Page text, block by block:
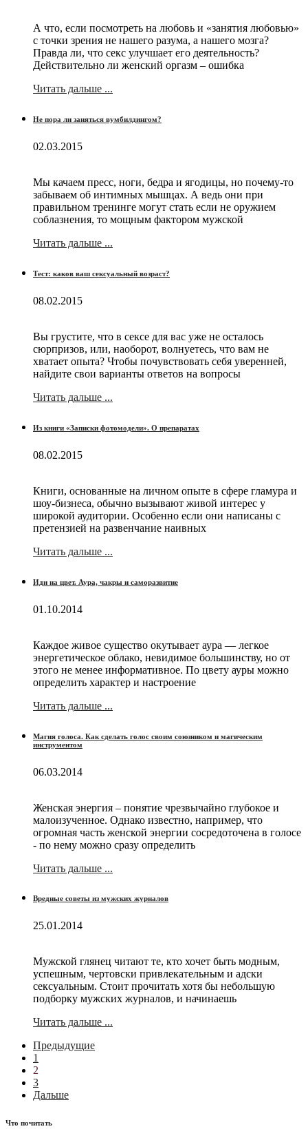
А что, если посмотреть на любовь и «занятия любовью»
с точки зрения не нашего разума, а нашего мозга?
Правда ли, что секс улучшает его деятельность?
Действительно ли женский оргазм – ошибка
Читать дальше ...
Не пора ли заняться вумбилдингом?
02.03.2015
Мы качаем пресс, ноги, бедра и ягодицы, но почему-то
забываем об интимных мышцах. А ведь они при
правильном тренинге могут стать если не оружием
соблазнения, то мощным фактором мужской
Читать дальше ...
Тест: каков ваш сексуальный возраст?
08.02.2015
Вы грустите, что в сексе для вас уже не осталось
сюрпризов, или, наоборот, волнуетесь, что вам не
хватает опыта? Чтобы почувствовать себя уверенней,
найдите свои варианты ответов на вопросы
Читать дальше ...
Из книги «Записки фотомодели». О препаратах
08.02.2015
Книги, основанные на личном опыте в сфере гламура и
шоу-бизнеса, обычно вызывают живой интерес у
широкой аудитории. Особенно если они написаны с
претензией на развенчание наивных
Читать дальше ...
Иди на цвет. Аура, чакры и саморазвитие
01.10.2014
Каждое живое существо окутывает аура — легкое
энергетическое облако, невидимое большинству, но от
этого не менее информативное. По цвету ауры можно
определить характер и настроение
Читать дальше ...
Магия голоса. Как сделать голос своим союзником и магическим
инструментом
06.03.2014
Женская энергия – понятие чрезвычайно глубокое и
малоизученное. Однако известно, например, что
огромная часть женской энергии сосредоточена в голосе
- по нему можно сразу определить
Читать дальше ...
Вредные советы из мужских журналов
25.01.2014
Мужской глянец читают те, кто хочет быть модным,
успешным, чертовски привлекательным и адски
сексуальным. Стоит прочитать хотя бы небольшую
подборку мужских журналов, и начинаешь
Читать дальше ...
Предыдущие
1
2
3
Дальше
Что почитать